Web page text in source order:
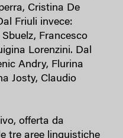
Cristina De
Friuli invece:
Francesco
Lorenzini. Dal
Andry, Flurina
Josty, Claudio
offerta da
tre aree linguistiche